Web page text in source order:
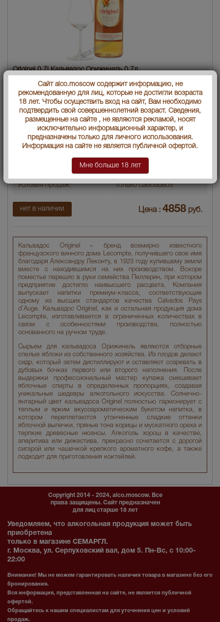
Кальвадос Originel – бренд всемирно известного
французского винного дома Lecompte, получившего свое имя
благодаря Александру Леконту, в 1923 году купившему земли
вместе с находившимся на них производством. Вскоре
поместье перешло в руки семейства Пеллерин, при котором
предприятие достигло наивысшего расцвета. Компания
выпускает напитки премиум-класса, соответствующие
одному из высших стандартов качества Calvados Pays
d’Auge. Кальвадос Originel, как и остальная продукция дома
Lecompte, изготавливается в ограниченных количествах в
связи с особенностями производства, полностью
основанного на ручном труде.
Сырьем для кальвадоса Орижинель являются отборные
спелые яблоки из собственного хозяйства. Из плодов делают
сидр, который затем дистиллируют и оставляют созревать в
дубовых бочках первого или второго наполнения. После
выдержки профессиональный мастер купажа смешивает
яблочные спирты в определенных пропорциях, создавая
уникальные шедевры алкогольного искусства. Солнечно-
янтарный цвет кальвадоса Originel полностью гармонирует с
теплым и ярким вкусоароматическим букетом напитка, в
котором переплетаются утонченные сладкие оттенки
яблочной выпечки, пряные тона корицы и мускатного ореха и
терпкие древесные нюансы. Алкоголь хорош в качестве,
аперитива или дижестива, прекрасно сочетается с дорогой
сигарой или чашечкой крепкого ароматного кофе, а также
подходит для приготовления коктейлей.
Originel 0.7l Кальвадос Орижинель 0.7л
Страна производства Франция
Объем бутылки 0.7 л
Градус 40
Артикул 08756
"Леконт"
Условия продаж: Только самовывоз
нет в наличии Цена : 4858 руб.
Copyright 2014 - 2024, alco.moscow. Все
права защищены. Сайт предназначен
для лиц старше 18 лет
Уведомляем, что алкогольная продукция может быть
приобретена
только в магазине СЕМАРГЛ.
г. Москва, ул. Серпуховский вал, дом 5. Пн-Вс, с 10:00-
22:00
Внимание! Мы не можем гарантировать наличия товара в магазине без его
бронирования.
Вся информация, представленная на сайте, не является публичной
офертой.
Обращайтесь к нашим специалистам для уточнения цен и условий
продаж.
Сайт alco.moscow содержит информацию, не
рекомендованную для лиц, которые не достигли возраста
18 лет. Чтобы осуществить вход на сайт, Вам необходимо
подтвердить свой совершеннолетний возраст. Сведения,
размещенные на сайте , не являются рекламой, носят
исключительно информационный характер, и
предназначены только для личного использования.
Информация на сайте не является публичной офертой.
Мне больше 18 лет